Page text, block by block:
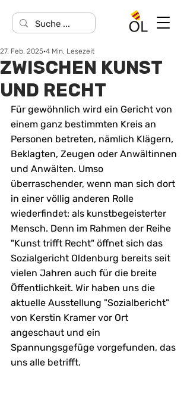
ZWISCHEN KUNST
UND RECHT
27. Feb. 2025 4 Min. Lesezeit
Für gewöhnlich wird ein Gericht von
einem ganz bestimmten Kreis an
Personen betreten, nämlich Klägern,
Beklagten, Zeugen oder Anwältinnen
und Anwälten. Umso
überraschender, wenn man sich dort
in einer völlig anderen Rolle
wiederfindet: als kunstbegeisterter
Mensch. Denn im Rahmen der Reihe
"Kunst trifft Recht" öffnet sich das
Sozialgericht Oldenburg bereits seit
vielen Jahren auch für die breite
Öffentlichkeit. Wir haben uns die
aktuelle Ausstellung "Sozialbericht"
von Kerstin Kramer vor Ort
angeschaut und ein
Spannungsgefüge vorgefunden, das
uns alle betrifft.